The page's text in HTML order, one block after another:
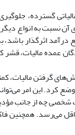
گسترده،
آن نسبت به انواع
درآمد اثرگذار
عمده مالیات،
گرفتن مالیات،
کرد. این امر
شخصی چه از جانب
می‌رسد. همچنین